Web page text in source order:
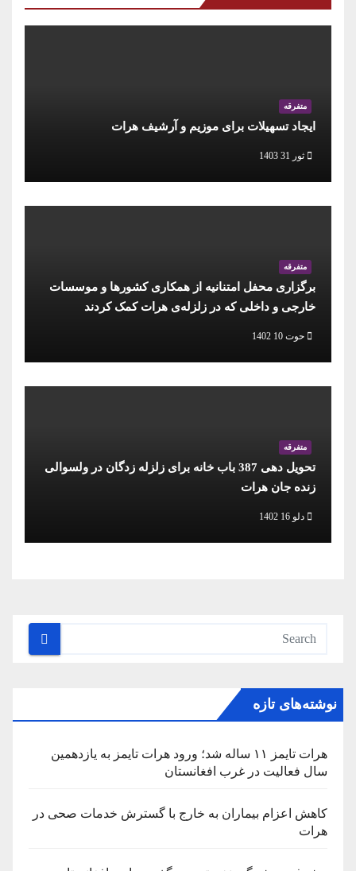
متفرقه
ایجاد تسهیلات برای موزیم و آرشیف هرات
ثور 31 1403
متفرقه
برگزاری محفل امتنانیه از همکاری کشورها و موسسات
خارجی و داخلی که در زلزله‌ی هرات کمک کردند
حوت 10 1402
متفرقه
تحویل دهی 387 باب خانه برای زلزله زدگان در ولسوالی
زنده جان هرات
دلو 16 1402
نوشته‌های تازه
هرات تایمز ۱۱ ساله شد؛ ورود هرات تایمز به یازدهمین
سال فعالیت در غرب افغانستان
کاهش اعزام بیماران به خارج با گسترش خدمات صحی در
هرات